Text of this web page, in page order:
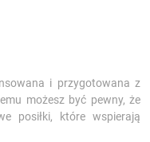
i przygotowana z
możesz być pewny, że
posiłki, które wspierają